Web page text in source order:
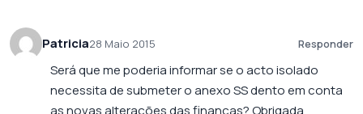
Patricia28 Maio 2015 Responder
Será que me poderia informar se o acto isolado
necessita de submeter o anexo SS dento em conta
as novas alterações das finanças? Obrigada